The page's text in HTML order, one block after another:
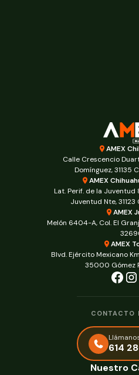
AMEX
Calle Crescencio
Domínguez, 31135
AMEX
Lat. Perif. de la Juventud
Juventud Nte, 31123
AMEX
Melón 6404-A, Col. El
AMEX
Blvd. Ejército Mexicano
35000 Gómez
CONTACTO
614
Nuestro